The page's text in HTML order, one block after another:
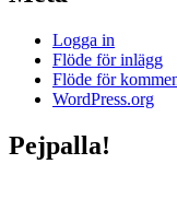
Logga in
Flöde för inlägg
Flöde för
WordPress.org
Pejpalla!